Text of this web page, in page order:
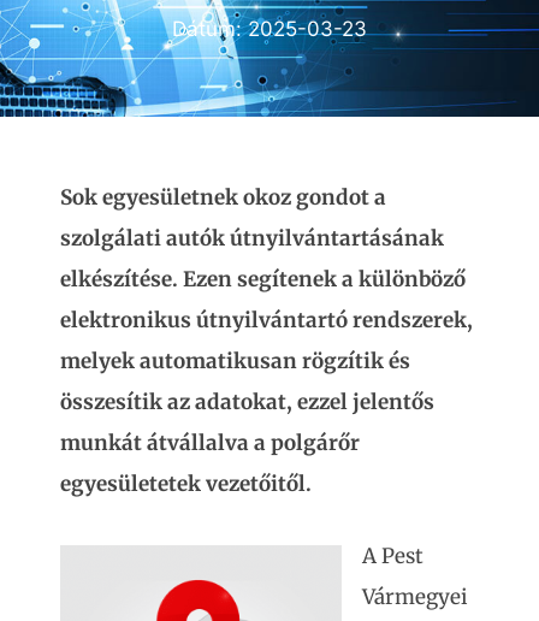
Dátum:2025-03-23
Sok egyesületnek okoz gondot a
szolgálati autók útnyilvántartásának
elkészítése. Ezen segítenek a különböző
elektronikus útnyilvántartó rendszerek,
melyek automatikusan rögzítik és
összesítik az adatokat, ezzel jelentős
munkát átvállalva a polgárőr
egyesületetek vezetőitől.
A Pest
Vármegyei